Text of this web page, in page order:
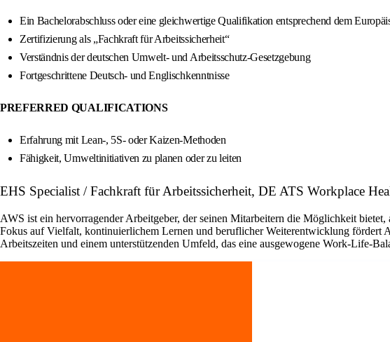
Ein Bachelorabschluss oder eine gleichwertige Qualifikation entsprechend dem
Zertifizierung als „Fachkraft für Arbeitssicherheit“
Verständnis der deutschen Umwelt- und Arbeitsschutz-Gesetzgebung
Fortgeschrittene Deutsch- und Englischkenntnisse
PREFERRED QUALIFICATIONS
Erfahrung mit Lean-, 5S- oder Kaizen-Methoden
Fähigkeit, Umweltinitiativen zu planen oder zu leiten
EHS Specialist / Fachkraft für Arbeitssicherheit, DE ATS Workplace
AWS ist ein hervorragender Arbeitgeber, der seinen Mitarbeitern die Möglichkeit
Fokus auf Vielfalt, kontinuierlichem Lernen und beruflicher Weiterentwicklung fördert
Arbeitszeiten und einem unterstützenden Umfeld, das eine ausgewogene Work-Life-